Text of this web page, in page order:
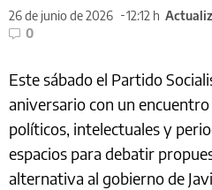
26 de junio de 2026 12:12 h
0
Este sábado el Partido
aniversario con un
políticos, intelectuales y
espacios para debatir
alternativa al gobierno de